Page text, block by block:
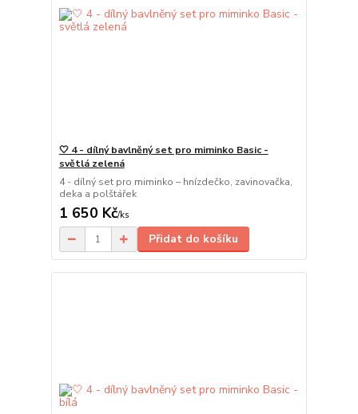
🤍 4 - dílný bavlněný set pro miminko Basic -
světlá zelená
4 - dílný set pro miminko – hnízdečko, zavinovačka,
deka a polštářek
1 650 Kč/ks
Přidat do košíku